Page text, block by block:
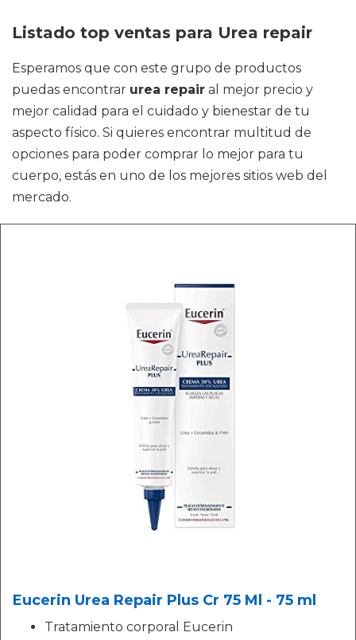
Listado top ventas para Urea repair
Esperamos que con este grupo de productos
puedas encontrar urea repair al mejor precio y
mejor calidad para el cuidado y bienestar de tu
aspecto físico. Si quieres encontrar multitud de
opciones para poder comprar lo mejor para tu
cuerpo, estás en uno de los mejores sitios web del
mercado.
Eucerin Urea Repair Plus Cr 75 Ml - 75 ml
Tratamiento corporal Eucerin